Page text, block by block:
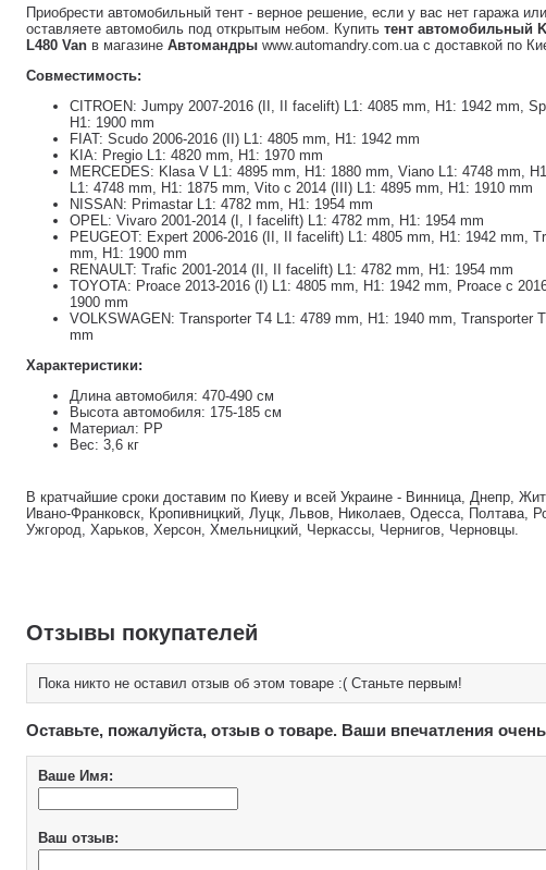
Приобрести автомобильный тент - верное решение, если у вас нет гаража
оставляете автомобиль под открытым небом. Купить тент автомобильный
L480 Van в магазине Автомандры www.automandry.com.ua с доставкой по
Совместимость:
CITROEN: Jumpy 2007-2016 (II, II facelift) L1: 4085 mm, H1: 1942 mm,
H1: 1900 mm
FIAT: Scudo 2006-2016 (II) L1: 4805 mm, H1: 1942 mm
KIA: Pregio L1: 4820 mm, H1: 1970 mm
MERCEDES: Klasa V L1: 4895 mm, H1: 1880 mm, Viano L1: 4748 mm,
L1: 4748 mm, H1: 1875 mm, Vito с 2014 (III) L1: 4895 mm, H1: 1910 mm
NISSAN: Primastar L1: 4782 mm, H1: 1954 mm
OPEL: Vivaro 2001-2014 (I, I facelift) L1: 4782 mm, H1: 1954 mm
PEUGEOT: Expert 2006-2016 (II, II facelift) L1: 4805 mm, H1: 1942 mm,
mm, H1: 1900 mm
RENAULT: Trafic 2001-2014 (II, II facelift) L1: 4782 mm, H1: 1954 mm
TOYOTA: Proace 2013-2016 (I) L1: 4805 mm, H1: 1942 mm, Proace с
1900 mm
VOLKSWAGEN: Transporter T4 L1: 4789 mm, H1: 1940 mm, Transporter
mm
Характеристики:
Длина автомобиля: 470-490 см
Высота автомобиля: 175-185 см
Материал: РР
Вес: 3,6 кг
В кратчайшие сроки доставим по Киеву и всей Украине - Винница, Днепр,
Ивано-Франковск, Кропивницкий, Луцк, Львов, Николаев, Одесса, Полтава,
Ужгород, Харьков, Херсон, Хмельницкий, Черкассы, Чернигов, Черновцы.
Отзывы покупателей
Пока никто не оставил отзыв об этом товаре :( Станьте первым!
Оставьте, пожалуйста, отзыв о товаре. Ваши впечатления
Ваше Имя:
Ваш отзыв: